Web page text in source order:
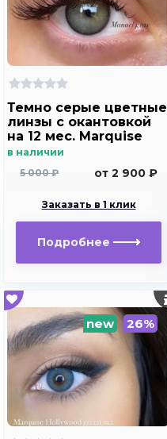
Темно серые цветные
линзы c окантовкой
на 12 мес. Marquise
Manuel gray ( с легким
глаз )
в наличии
5 000 ₽
от 2 900 ₽
Заказать в 1 клик
Подробнее
new 26%